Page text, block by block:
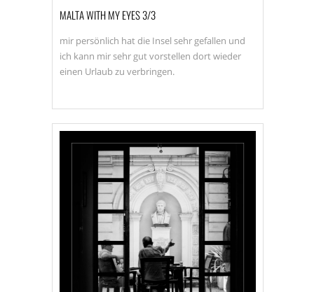
MALTA WITH MY EYES 3/3
mir persönlich hat die Insel sehr gefallen und
ich kann mir sehr gut vorstellen dort wieder
einen Urlaub zu verbringen.